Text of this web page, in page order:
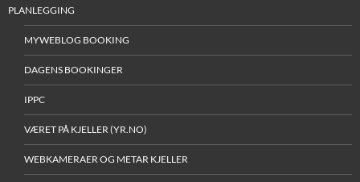
PLANLEGGING
MYWEBLOG BOOKING
DAGENS BOOKINGER
IPPC
VÆRET PÅ KJELLER (YR.NO)
WEBKAMERAER OG METAR KJELLER